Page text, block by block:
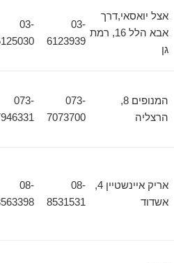
אצל יואסאי,דרך
אבא הלל 16, רמת
03-
6123939
03-
6125030
המנופים 8,
הרצליה
073-
7073700
073-
7946331
אריק איינשטיין 4,
אשדוד
08-
8531531
08-
8563398